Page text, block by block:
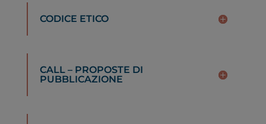
CODICE ETICO
CALL – PROPOSTE DI
PUBBLICAZIONE